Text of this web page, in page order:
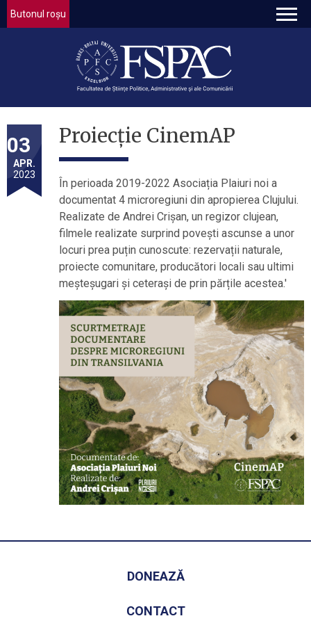
Butonul roșu
03
APR.
2023
Proiecție CinemAP
În perioada 2019-2022 Asociația Plaiuri noi a
documentat 4 microregiuni din apropierea Clujului.
Realizate de Andrei Crișan, un regizor clujean,
filmele realizate surprind povești ascunse a unor
locuri prea puțin cunoscute: rezervații naturale,
proiecte comunitare, producători locali sau ultimi
meșteșugari și ceterași de prin părțile acestea.'
DONEAZĂ
CONTACT